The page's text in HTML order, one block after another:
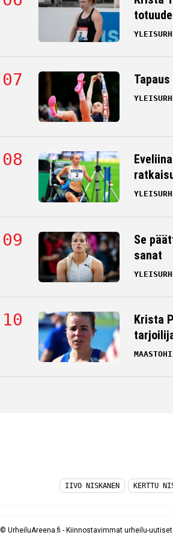
Se
sanat
Krista
IIVO NISKANEN KERTTU
© UrheiluAreena.fi - Kiinnostavimmat urheilu-